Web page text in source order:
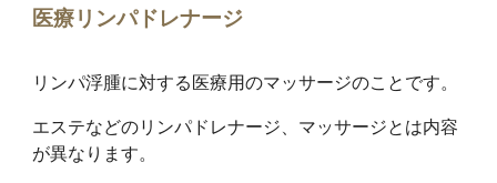
医療リンパドレナージ
リンパ浮腫に対する医療用のマッサージのことです。
エステなどのリンパドレナージ、マッサージとは内容
が異なります。